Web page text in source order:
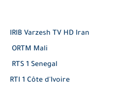
IRIB Varzesh TV HD Iran
ORTM Mali
RTS 1 Senegal
RTI 1 Côte d'Ivoire